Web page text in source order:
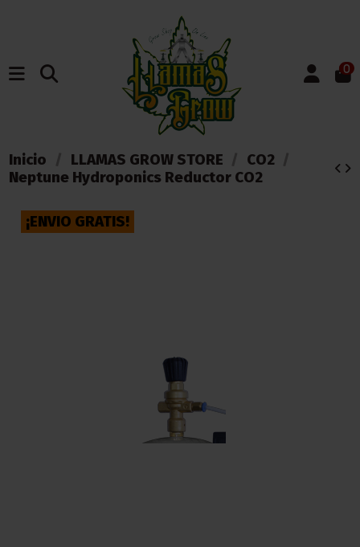
0
Inicio LLAMAS GROW STORE
CO2
Neptune Hydroponics Reductor CO2
¡ENVIO GRATIS!